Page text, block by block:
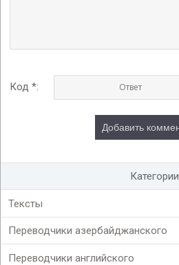
Код *:
Категории
Тексты
Переводчики азербайджанского
Переводчики английского